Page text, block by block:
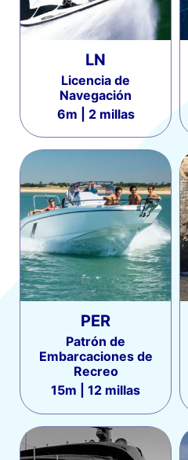
LN
Licencia de
Navegación
6m | 2 millas
PER
Patrón de
Embarcaciones de
Recreo
15m | 12 millas